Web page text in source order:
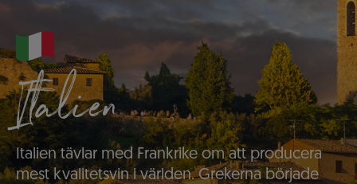
Italien
Italien tävlar med Frankrike om att producera
mest kvalitetsvin i världen. Grekerna började